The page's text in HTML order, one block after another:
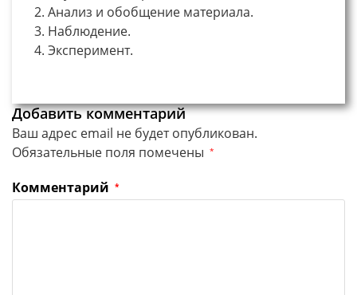
Анализ и обобщение материала.
Наблюдение.
Эксперимент.
Добавить комментарий
Ваш адрес email не будет опубликован.
Обязательные поля помечены *
Комментарий *